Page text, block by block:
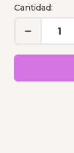
Cantidad: